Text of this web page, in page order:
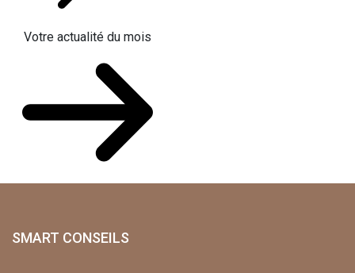
Votre actualité du mois
SMART CONSEILS